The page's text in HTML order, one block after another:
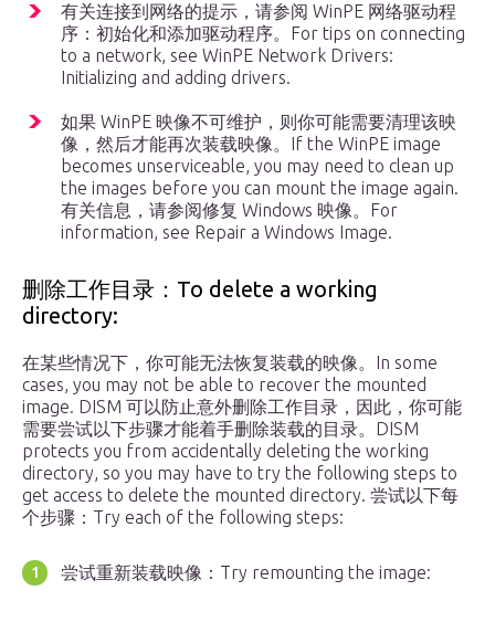
有关连接到网络的提示，请参阅 WinPE 网络驱动程
序：初始化和添加驱动程序。For tips on connecting
to a network, see WinPE Network Drivers:
Initializing and adding drivers.
如果 WinPE 映像不可维护，则你可能需要清理该映
像，然后才能再次装载映像。If the WinPE image
becomes unserviceable, you may need to clean up
the images before you can mount the image again.
有关信息，请参阅修复 Windows 映像。For
information, see Repair a Windows Image.
删除工作目录：To delete a working
directory:
在某些情况下，你可能无法恢复装载的映像。In some
cases, you may not be able to recover the mounted
image. DISM 可以防止意外删除工作目录，因此，你可能
需要尝试以下步骤才能着手删除装载的目录。DISM
protects you from accidentally deleting the working
directory, so you may have to try the following steps to
get access to delete the mounted directory. 尝试以下每
个步骤：Try each of the following steps:
尝试重新装载映像：Try remounting the image: